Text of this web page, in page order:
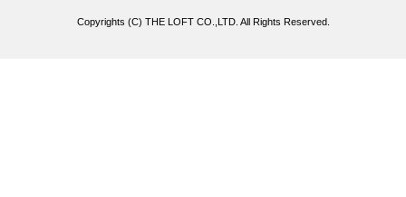
Copyrights (C) THE LOFT CO.,LTD. All Rights Reserved.